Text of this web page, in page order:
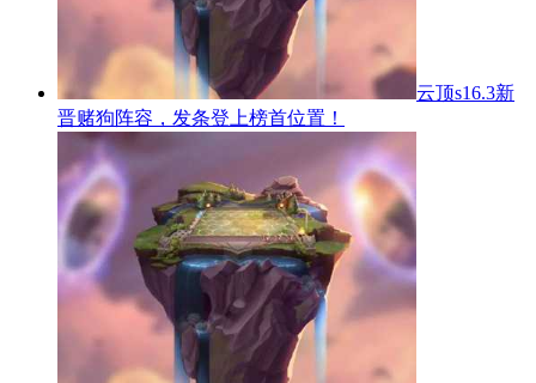
云顶s16.3新
晋赌狗阵容，发条登上榜首位置！